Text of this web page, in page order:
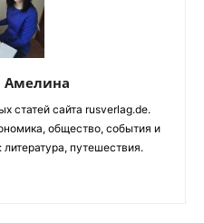
Амелина
статей сайта rusverlag.de.
общество, события и
путешествия.